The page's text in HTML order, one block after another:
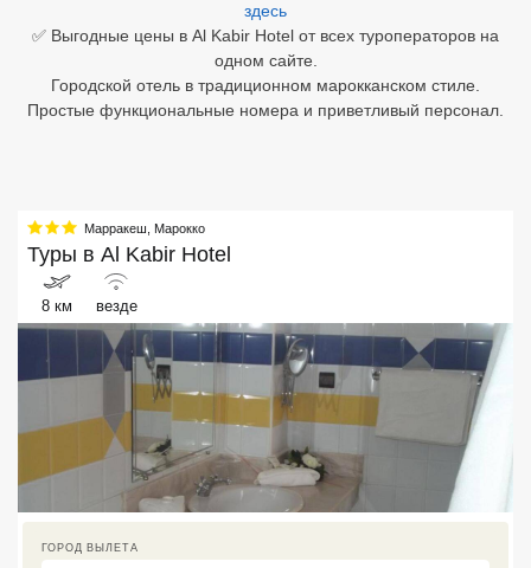
здесь
✅ Выгодные цены в Al Kabir Hotel от всех туроператоров на
одном сайте.
Городской отель в традиционном марокканском стиле.
Простые функциональные номера и приветливый персонал.
Марракеш Марокко
Туры в Al Kabir Hotel
8 км везде
ГОРОД ВЫЛЕТА
ОАЭ
Египет
Бали
Вьетнам
Северный Гоа
Южный Гоа
Занзибар
Большой Сочи